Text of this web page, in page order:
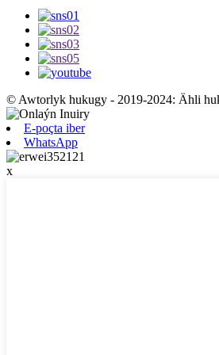
© Awtorlyk hukugy - 2019-2024: Ähli
E-poçta iber
WhatsApp
x